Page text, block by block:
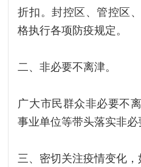
折扣。封控区、管控区
格执行各项防疫规定。
二、非必要不离津。
广大市民群众非必要不
事业单位等带头落实非必
三、密切关注疫情变化，